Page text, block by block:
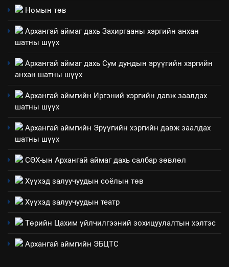
5
салбар зөвлөл” аяны хүрээнд
хэмжээний төлөвлөгөө
6
Санхүүгийн тайланд хийсэн
аудитын дүгнэлт
7
Үйл ажиллагаандаа мөрдөж
ИЛ ТОД БАЙДАЛ
Мэдээлэл хариуцагчийн
үйлдвэрлэл, үйлчилгээ,
Номын төв
Архангай аймаг дахь Захиргааны хэргийн анхан
шатны шүүх
Архангай аймаг дахь Сум дундын эрүүгийн хэргийн
анхан шатны шүүх
Архангай аймгийн Иргэний хэргийн давж заалдах
шатны шүүх
Архангай аймгийн Эрүүгийн хэргийн давж заалдах
шатны шүүх
СӨХ-ын Архангай аймаг дахь салбар зөвлөл
Хүүхэд залуучуудын соёлын төв
Хүүхэд залуучуудын театр
Төрийн Цахим үйлчилгээний зохицуулалтын хэлтэс
Архангай аймгийн ЭБЦТС